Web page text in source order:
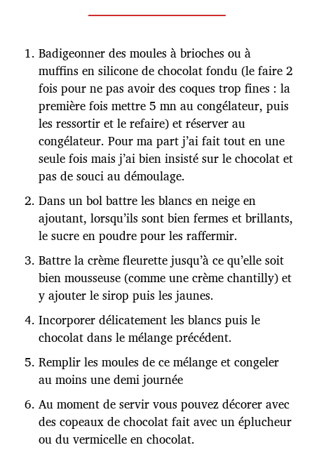
Badigeonner des moules à brioches ou à
muffins en silicone de chocolat fondu (le faire 2
fois pour ne pas avoir des coques trop fines : la
première fois mettre 5 mn au congélateur, puis
les ressortir et le refaire) et réserver au
congélateur. Pour ma part j’ai fait tout en une
seule fois mais j’ai bien insisté sur le chocolat et
pas de souci au démoulage.
Dans un bol battre les blancs en neige en
ajoutant, lorsqu’ils sont bien fermes et brillants,
le sucre en poudre pour les raffermir.
Battre la crème fleurette jusqu’à ce qu’elle soit
bien mousseuse (comme une crème chantilly) et
y ajouter le sirop puis les jaunes.
Incorporer délicatement les blancs puis le
chocolat dans le mélange précédent.
Remplir les moules de ce mélange et congeler
au moins une demi journée
Au moment de servir vous pouvez décorer avec
des copeaux de chocolat fait avec un éplucheur
ou du vermicelle en chocolat.